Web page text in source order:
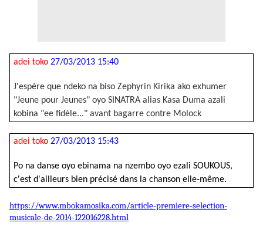
adei toko27/03/2013 15:40
J'espère que ndeko na biso Zephyrin Kirika ako exhumer
"Jeune pour Jeunes" oyo SINATRA alias Kasa Duma azali
kobina "ee fidèle..." avant bagarre contre Molock
adei toko 27/03/2013 15:43
Po na danse oyo ebinama na nzembo oyo ezali SOUKOUS,
c'est d'ailleurs bien précisé dans la chanson elle-même.
https://www.mbokamosika.com/article-premiere-selection-
musicale-de-2014-122016228.html